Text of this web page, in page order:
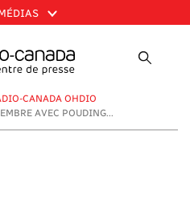
CANADA OHDIO
AVEC POUDING...